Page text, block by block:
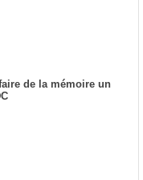
de la mémoire un